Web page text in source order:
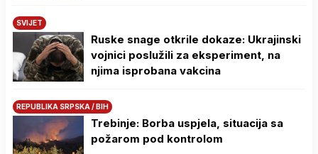
SVIJET
Ruske snage otkrile dokaze: Ukrajinski
vojnici poslužili za eksperiment, na
njima isprobana vakcina
REPUBLIKA SRPSKA / BIH
Trebinje: Borba uspjela, situacija sa
požarom pod kontrolom